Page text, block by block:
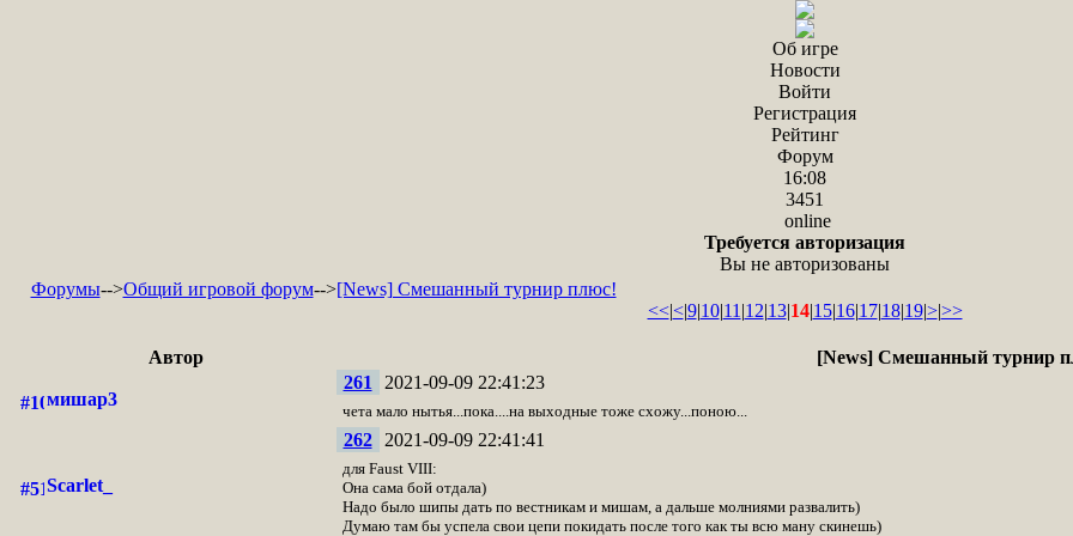
Об игре
Новости
Войти
Регистрация
Рейтинг
Форум
16:08
3451
online
Требуется авторизация
Вы не авторизованы
Форумы-->Общий игровой форум-->[News] Смешанный турнир плюс!
<<|<|9|10|11 |12|13|14|15|16|17|18|19|>|>>
Автор [News] Смешанный турнир
мишар3
261 2021-09-09 22:41:23
чета мало нытья...пока....на выходные тоже схожу...поною...
Scarlet_
262 2021-09-09 22:41:41
для Faust VIII:
Она сама бой отдала)
Надо было шипы дать по вестникам и мишам, а дальше молниями развалить)
Думаю там бы успела свои цепи покидать после того как ты всю ману скинешь)